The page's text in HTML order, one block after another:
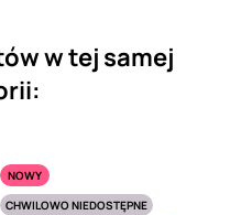
w tej samej
NOWY
CHWILOWO NIEDOSTĘPNE